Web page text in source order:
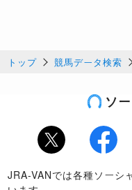
トップ 競馬データ検索
ソ
Twitter Facebook
JRA-VANでは各種ソーシ